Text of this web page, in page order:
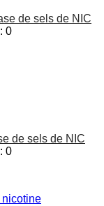
de sels de NIC
0
de sels de NIC
0
nicotine